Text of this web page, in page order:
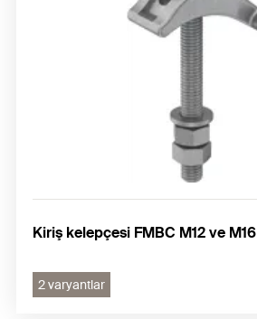
Kiriş kelepçesi FMBC M12 ve M16
2 varyantlar